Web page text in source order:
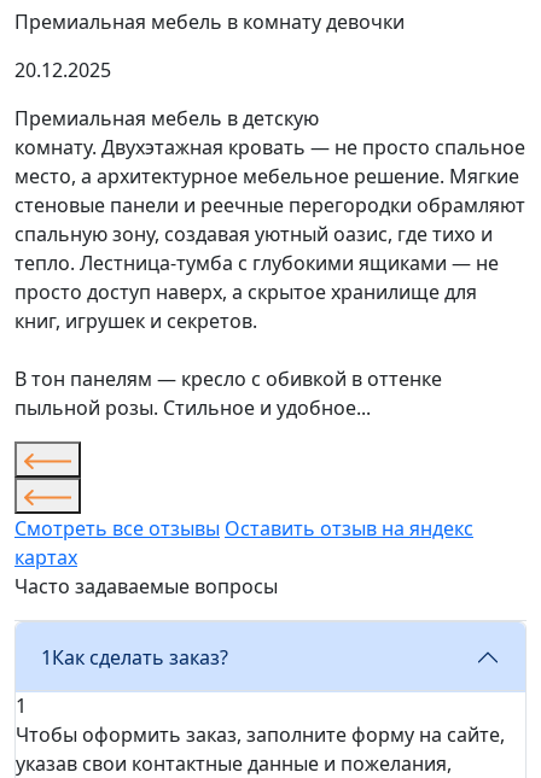
Премиальная мебель в комнату девочки
20.12.2025
Премиальная мебель в детскую
комнату. Двухэтажная кровать — не просто спальное
место, а архитектурное мебельное решение. Мягкие
стеновые панели и реечные перегородки обрамляют
спальную зону, создавая уютный оазис, где тихо и
тепло. Лестница-тумба с глубокими ящиками — не
просто доступ наверх, а скрытое хранилище для
книг, игрушек и секретов.
В тон панелям — кресло с обивкой в оттенке
пыльной розы. Стильное и удобное...
Смотреть все отзывы Оставить отзыв на яндекс
картах
Часто задаваемые вопросы
1Как сделать заказ?
1
Чтобы оформить заказ, заполните форму на сайте,
указав свои контактные данные и пожелания,